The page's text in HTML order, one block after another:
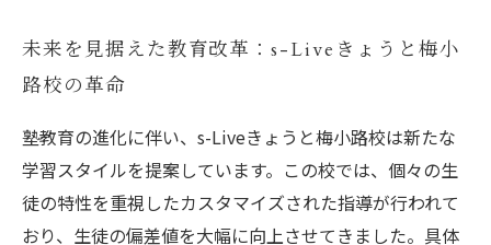
未来を見据えた教育改革：s-Liveきょうと梅小
路校の革命
塾教育の進化に伴い、s-Liveきょうと梅小路校は新たな
学習スタイルを提案しています。この校では、個々の生
徒の特性を重視したカスタマイズされた指導が行われて
おり、生徒の偏差値を大幅に向上させてきました。具体